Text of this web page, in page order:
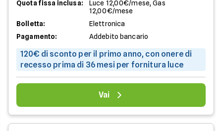
Quota fissa inclusa:
Luce 12,00€/mese, Gas
12,00€/mese
Bolletta:
Elettronica
Pagamento:
Addebito bancario
120€ di sconto per il primo anno, con onere di
recesso prima di 36 mesi per fornitura luce
Vai